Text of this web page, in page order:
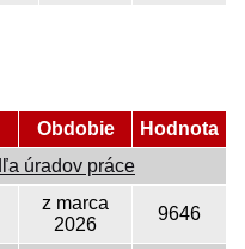
Obdobie
Hodnota
úradov práce
z marca
2026
9646